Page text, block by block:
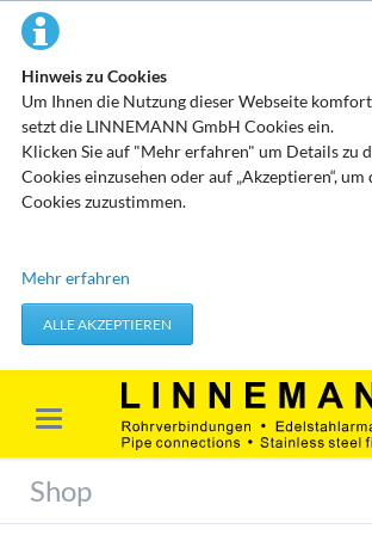
Hinweis zu Cookies
Um Ihnen die Nutzung dieser Webseite
setzt die LINNEMANN GmbH Cookies ein.
Klicken Sie auf "Mehr erfahren" um Details zu
Cookies einzusehen oder auf „Akzeptieren“,
Cookies zuzustimmen.
Technisch erforderliche Cookies
werden verwendet um von Ihnen getätigte
Festlegen Ihrer Datenschutzeinstellungen zu
Erforderliche Cookies akzeptieren
Marketing & Analyse
ausgewertet werden. Das geschieht vor allem
sogenannten Analyseprogrammen. Die
Mehr erfahren
ALLE AKZEPTIEREN
Shop